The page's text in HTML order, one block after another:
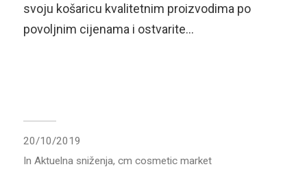
svoju košaricu kvalitetnim proizvodima po
povoljnim cijenama i ostvarite…
20/10/2019
In Aktuelna sniženja, cm cosmetic market